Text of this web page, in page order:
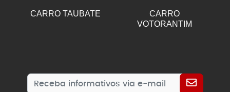
CARRO TAUBATE
CARRO
VOTORANTIM